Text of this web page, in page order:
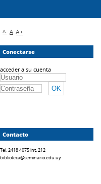
A- A A+
Conectarse
acceder a su cuenta
Contacto
Tel. 2418 4075 int. 212
biblioteca@seminario.edu.uy